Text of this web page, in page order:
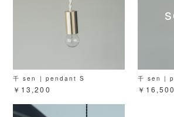
千 sen | pendant S
￥13,200
千 sen |
￥16,500